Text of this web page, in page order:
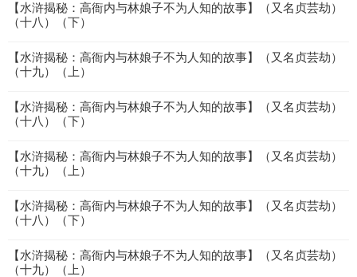
【水浒揭秘：高衙内与林娘子不为人知的故事】（又名贞芸劫）
（十八）（下）
【水浒揭秘：高衙内与林娘子不为人知的故事】（又名贞芸劫）
（十九）（上）
【水浒揭秘：高衙内与林娘子不为人知的故事】（又名贞芸劫）
（十八）（下）
【水浒揭秘：高衙内与林娘子不为人知的故事】（又名贞芸劫）
（十九）（上）
【水浒揭秘：高衙内与林娘子不为人知的故事】（又名贞芸劫）
（十八）（下）
【水浒揭秘：高衙内与林娘子不为人知的故事】（又名贞芸劫）
（十九）（上）